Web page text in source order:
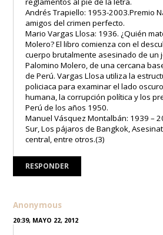
Andrés Trapiello: 1953-2003.Premio
amigos del crimen perfecto.
Mario Vargas Llosa: 1936. ¿Quién
Molero? El libro comienza con el
cuerpo brutalmente asesinado de un
Palomino Molero, de una cercana
de Perú. Vargas Llosa utiliza la
policiaca para examinar el lado
humana, la corrupción política y los
Perú de los años 1950.
Manuel Vásquez Montalbán: 1939 –
Sur, Los pájaros de Bangkok,
central, entre otros.(3)
RESPONDER
Anonymous
20:39, MAYO 22, 2012